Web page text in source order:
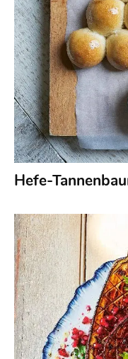
Hefe-